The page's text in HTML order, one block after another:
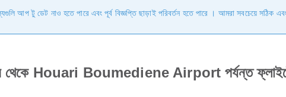
আপ টু ডেট নাও হতে পারে এবং পূর্ব বিজ্ঞপ্তি ছাড়াই পরিবর্তন হতে পারে । আমরা সবচেয়ে সঠিক এবং
থেকে Houari Boumediene Airport পর্যন্ত